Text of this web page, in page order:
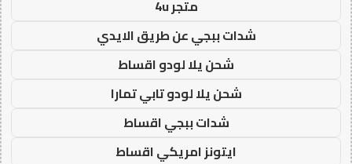
متجر 4u
شدات ببجي عن طريق الايدي
شحن يلا لودو اقساط
شحن يلا لودو تابي تمارا
شدات ببجي اقساط
ايتونز امريكي اقساط